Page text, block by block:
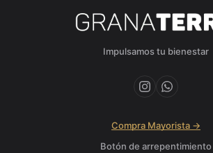
Impulsamos tu bienestar
Compra Mayorista →
Botón de arrepentimiento